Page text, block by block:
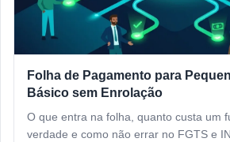
Folha de Pagamento para
Básico sem Enrolação
O que entra na folha, quanto custa um
verdade e como não errar no FGTS e